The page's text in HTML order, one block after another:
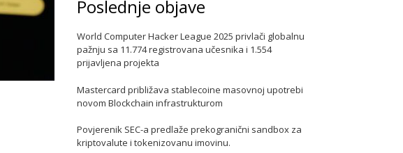
Poslednje objave
World Computer Hacker League 2025 privlači globalnu
pažnju sa 11.774 registrovana učesnika i 1.554
prijavljena projekta
Mastercard približava stablecoine masovnoj upotrebi
novom Blockchain infrastrukturom
Povjerenik SEC-a predlaže prekogranični sandbox za
kriptovalute i tokenizovanu imovinu.